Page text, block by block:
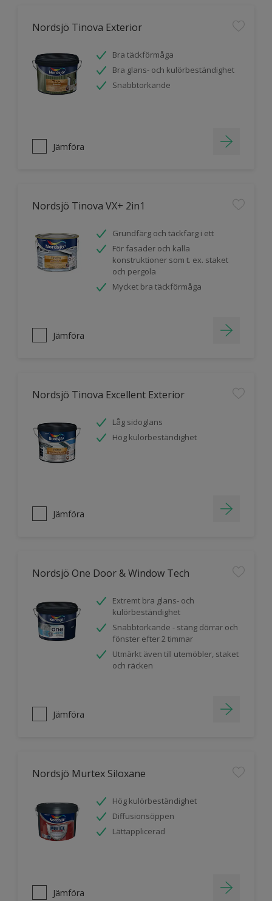
Nordsjö Tinova Exterior
Bra täckförmåga
Bra glans- och kulörbeständighet
Snabbtorkande
Jämföra
Nordsjö Tinova VX+ 2in1
Grundfärg och täckfärg i ett
För fasader och kalla
konstruktioner som t. ex. staket
och pergola
Mycket bra täckförmåga
Jämföra
Nordsjö Tinova Excellent Exterior
Låg sidoglans
Hög kulörbeständighet
Jämföra
Nordsjö One Door & Window Tech
Extremt bra glans- och
kulörbeständighet
Snabbtorkande - stäng dörrar och
fönster efter 2 timmar
Utmärkt även till utemöbler, staket
och räcken
Jämföra
Nordsjö Murtex Siloxane
Hög kulörbeständighet
Diffusionsöppen
Lättapplicerad
Jämföra